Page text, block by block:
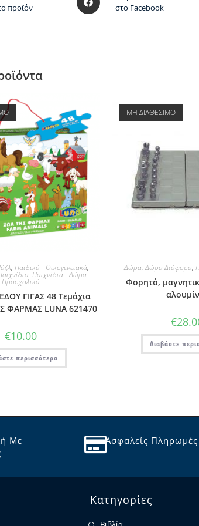
προϊόν
στο Facebook
,Παιδικά - Οικογενειακά,
,Παιχνίδια - Δώρα,
Προσχολικά
ΓΙΓΑΣ 48 Τεμάχια
ΦΑΡΜΑΣ LUNA 621470
€10.00
περισσότερα
ΜΗ ΔΙΑΘΕΣΙΜΟ
Δώρα,Δώρα Διάφορα,
Φορητό,
€
Διαβάστε
Με
Ασφαλείς
Κατηγορίες